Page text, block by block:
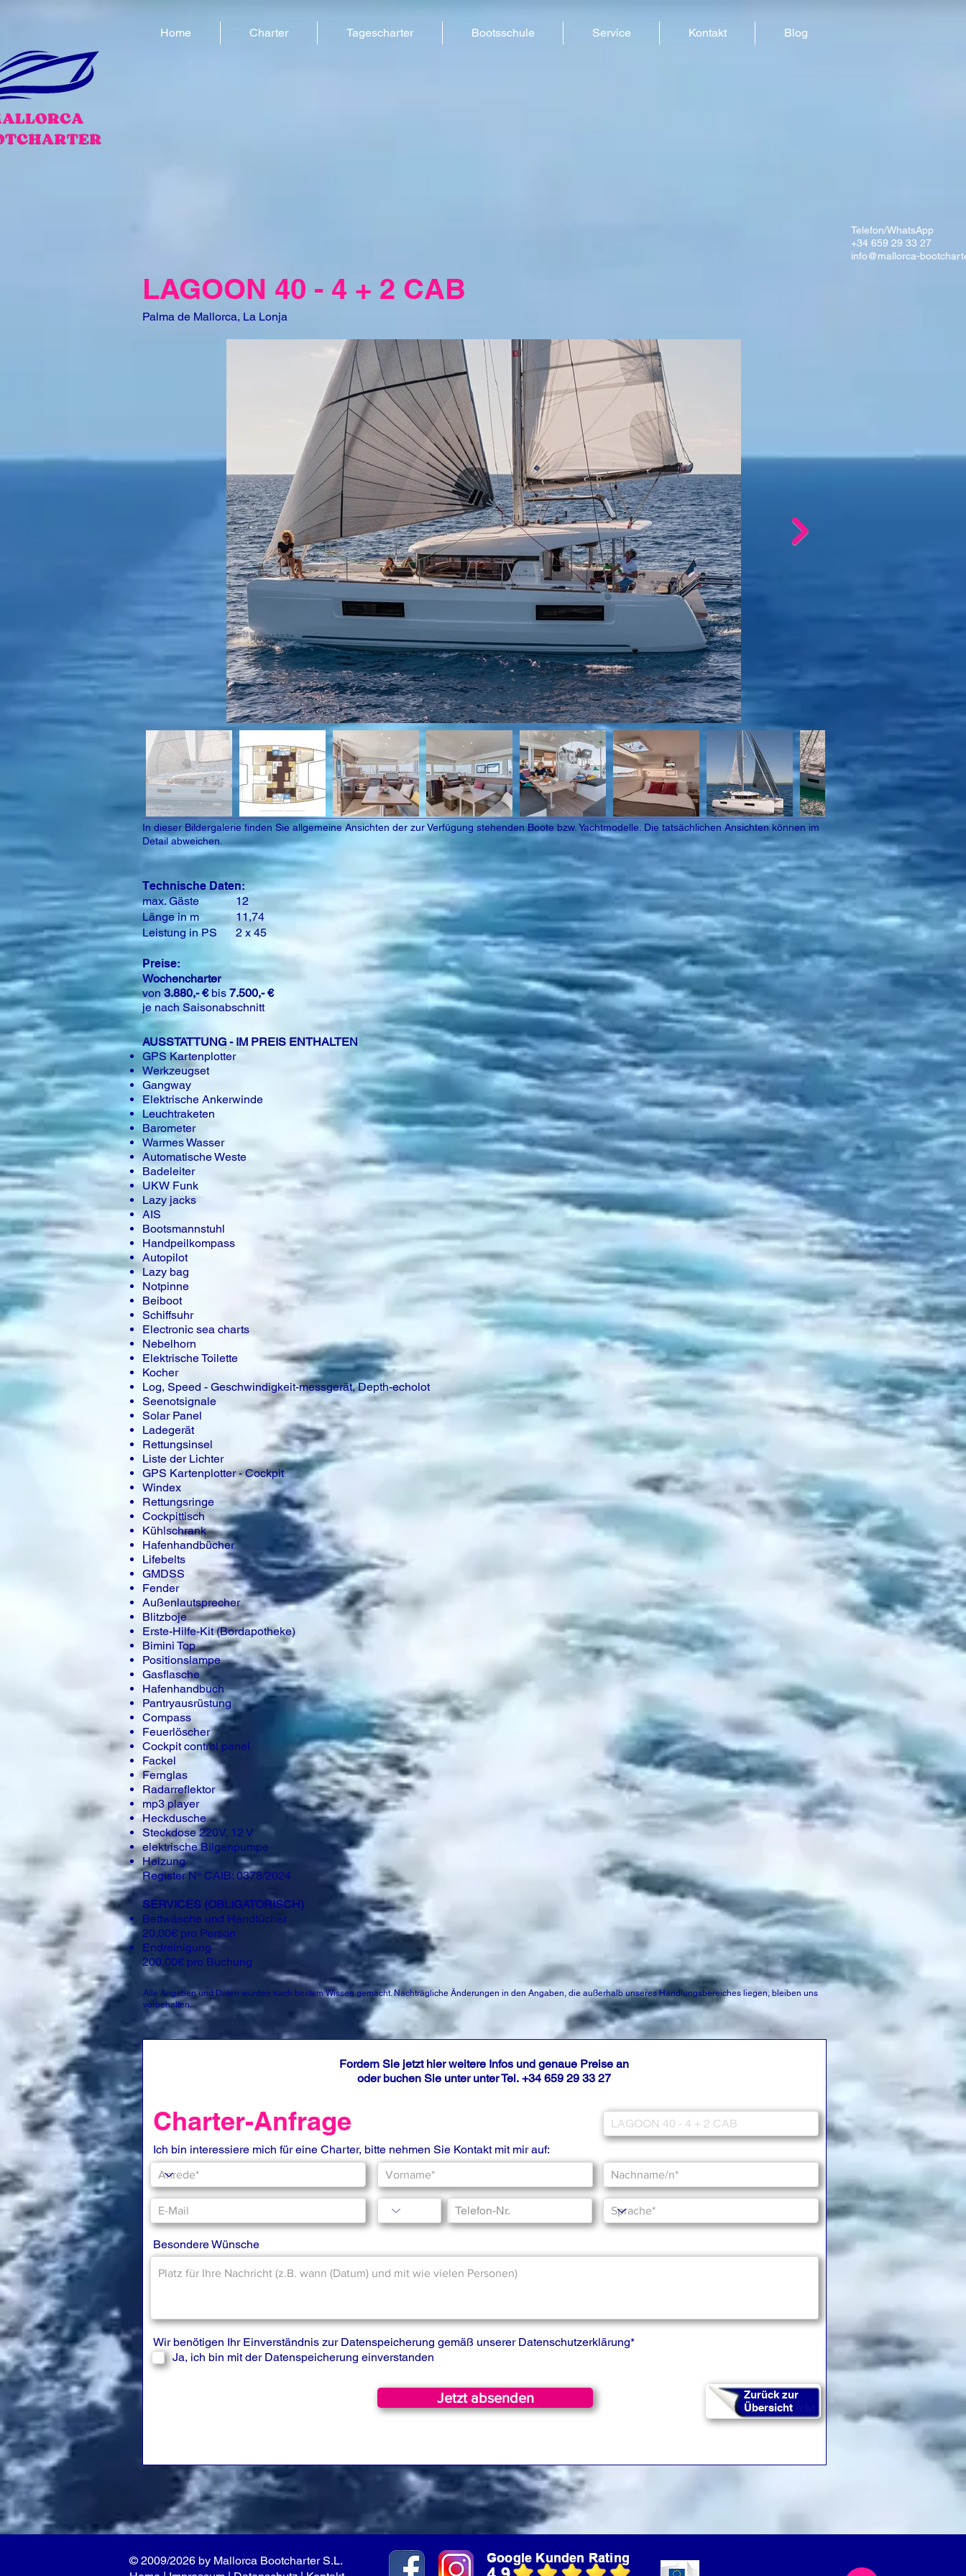
Home Charter Tagescharter Bootsschule Service Kontakt Blog
LAGOON 40 - 4 + 2 CAB
Palma de Mallorca, La Lonja
In dieser Bildergalerie finden Sie allgemeine Ansichten der zur Verfügung stehenden Boote bzw. Yachtmodelle. Die tatsächlichen Ansichten können im
Detail abweichen.
Technische Daten:
max. Gäste
Länge in m
Leistung in PS
12
11,74
2 x 45
Preise:
Wochencharter
von 3.880,- €bis 7.500,- €
je nach Saisonabschnitt
AUSSTATTUNG - IM PREIS ENTHALTEN
GPS Kartenplotter
Werkzeugset
Gangway
Elektrische Ankerwinde
Leuchtraketen
Barometer
Warmes Wasser
Automatische Weste
Badeleiter
UKW Funk
Lazy jacks
AIS
Bootsmannstuhl
Handpeilkompass
Autopilot
Lazy bag
Notpinne
Beiboot
Schiffsuhr
Electronic sea charts
Nebelhorn
Elektrische Toilette
Kocher
Log, Speed - Geschwindigkeit-messgerät, Depth-echolot
Seenotsignale
Solar Panel
Ladegerät
Rettungsinsel
Liste der Lichter
GPS Kartenplotter - Cockpit
Windex
Rettungsringe
Cockpittisch
Kühlschrank
Hafenhandbücher
Lifebelts
GMDSS
Fender
Außenlautsprecher
Blitzboje
Erste-Hilfe-Kit (Bordapotheke)
Bimini Top
Positionslampe
Gasflasche
Hafenhandbuch
Pantryausrüstung
Compass
Feuerlöscher
Cockpit control panel
Fackel
Fernglas
Radarreflektor
mp3 player
Heckdusche
Steckdose 220V, 12 V
elektrische Bilgenpumpe
Heizung
Register N° CAIB: 0378/2024
SERVICES (OBLIGATORISCH)
Bettwäsche und Handtücher
20,00€ pro Person
Endreinigung
200,00€ pro Buchung
Alle Angaben und Daten wurden nach bestem Wissen gemacht. Nachträgliche Änderungen in den Angaben, die außerhalb unseres Handlungsbereiches liegen, bleiben uns
vorbehalten.
Fordern Sie jetzt hier weitere Infos und genaue Preise an
oder buchen Sie unter unter Tel. +34 659 29 33 27
Charter-Anfrage
Ich bin interessiere mich für eine Charter, bitte nehmen Sie Kontakt mit mir auf:
Besondere Wünsche
Wir benötigen Ihr Einverständnis zur Datenspeicherung gemäß unserer Datenschutzerklärung*
Ja, ich bin mit der Datenspeicherung einverstanden
Jetzt absenden
Zurück zur
Übersicht
Telefon/WhatsApp
+34 659 29 33 27
info@mallorca-
© 2009/2026 by Mallorca Bootcharter S.L.